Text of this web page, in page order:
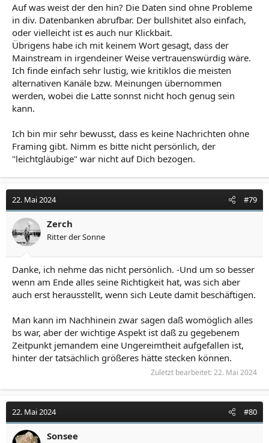
Auf was weist der den hin? Die Daten sind ohne Probleme
in div. Datenbanken abrufbar. Der bullshitet also einfach,
oder vielleicht ist es auch nur Klickbait.
Übrigens habe ich mit keinem Wort gesagt, dass der
Mainstream in irgendeiner Weise vertrauenswürdig wäre.
Ich finde einfach sehr lustig, wie kritiklos die meisten
alternativen Kanäle bzw. Meinungen übernommen
werden, wobei die Latte sonnst nicht hoch genug sein
kann.
Ich bin mir sehr bewusst, dass es keine Nachrichten ohne
Framing gibt. Nimm es bitte nicht persönlich, der
"leichtgläubige" war nicht auf Dich bezogen.
22. Mai 2024 #79
Zerch
Ritter der Sonne
Danke, ich nehme das nicht persönlich. -Und um so besser
wenn am Ende alles seine Richtigkeit hat, was sich aber
auch erst herausstellt, wenn sich Leute damit beschäftigen.
Man kann im Nachhinein zwar sagen daß womöglich alles
bs war, aber der wichtige Aspekt ist daß zu gegebenem
Zeitpunkt jemandem eine Ungereimtheit aufgefallen ist,
hinter der tatsächlich größeres hätte stecken können.
Zuletzt bearbeitet: 22. Mai 2024
22. Mai 2024 #80
Sonsee